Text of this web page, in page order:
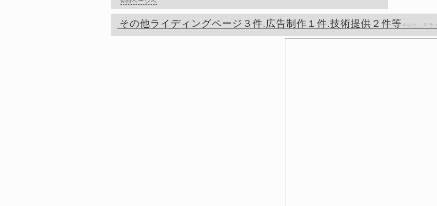
その他ライディングページ３件.広告制作１件.技術提供２件等 今のところラ